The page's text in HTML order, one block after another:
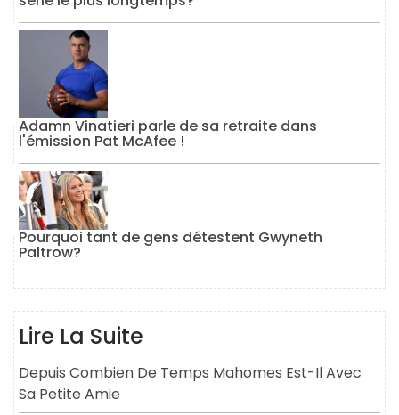
Adamn Vinatieri parle de sa retraite dans
l'émission Pat McAfee !
Pourquoi tant de gens détestent Gwyneth
Paltrow?
Lire La Suite
Depuis Combien De Temps Mahomes Est-Il Avec
Sa Petite Amie